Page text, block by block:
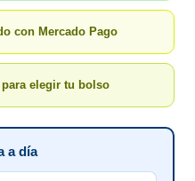
con Mercado Pago
elegir tu bolso
a día